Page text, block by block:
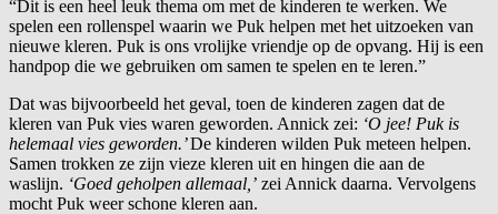
“Dit is een heel leuk thema om met de kinderen te werken. We
spelen een rollenspel waarin we Puk helpen met het uitzoeken van
nieuwe kleren. Puk is ons vrolijke vriendje op de opvang. Hij is een
handpop die we gebruiken om samen te spelen en te leren.”
Dat was bijvoorbeeld het geval, toen de kinderen zagen dat de
kleren van Puk vies waren geworden. Annick zei: ‘O jee! Puk is
helemaal vies geworden.’De kinderen wilden Puk meteen helpen.
Samen trokken ze zijn vieze kleren uit en hingen die aan de
waslijn. ‘Goed geholpen allemaal,’ zei Annick daarna. Vervolgens
mocht Puk weer schone kleren aan.